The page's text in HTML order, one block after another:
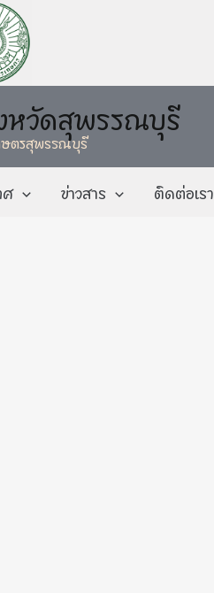
หวัดสุพรรณบุรี
ษตรสุพรรณบุรี
ข่าวสาร ติดต่อเรา